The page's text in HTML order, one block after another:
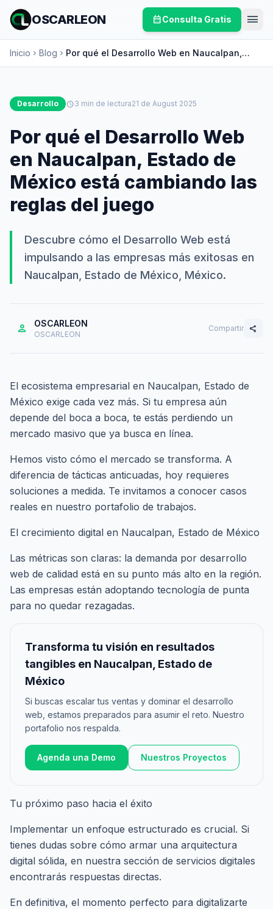
OSCARLEON calendar_monthConsulta Gratis menu
Inicio chevron_right Blog chevron_right Por qué el Desarrollo Web en Naucalpan,
Estado de México está cambiando las reglas
Desarrollo schedule3 min de lectura21 de August 2025
Por qué el Desarrollo Web
en Naucalpan, Estado de
México está cambiando las
reglas del juego
Descubre cómo el Desarrollo Web está
impulsando a las empresas más exitosas en
Naucalpan, Estado de México, México.
person OSCARLEON
OSCARLEON
Compartir share
El ecosistema empresarial en Naucalpan, Estado de
México exige cada vez más. Si tu empresa aún
depende del boca a boca, te estás perdiendo un
mercado masivo que ya busca en línea.
Hemos visto cómo el mercado se transforma. A
diferencia de tácticas anticuadas, hoy requieres
soluciones a medida. Te invitamos a conocer casos
reales en nuestro portafolio de trabajos.
El crecimiento digital en Naucalpan, Estado de México
Las métricas son claras: la demanda por desarrollo
web de calidad está en su punto más alto en la región.
Las empresas están adoptando tecnología de punta
para no quedar rezagadas.
Transforma tu visión en resultados
tangibles en Naucalpan, Estado de
México
Si buscas escalar tus ventas y dominar el desarrollo
web, estamos preparados para asumir el reto. Nuestro
portafolio nos respalda.
Agenda una Demo Nuestros Proyectos
Tu próximo paso hacia el éxito
Implementar un enfoque estructurado es crucial. Si
tienes dudas sobre cómo armar una arquitectura
digital sólida, en nuestra sección de servicios digitales
encontrarás respuestas directas.
En definitiva, el momento perfecto para digitalizarte